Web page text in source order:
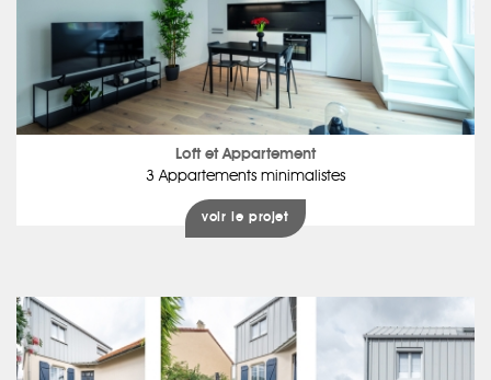
Loft et Appartement
3 Appartements minimalistes
voir le projet